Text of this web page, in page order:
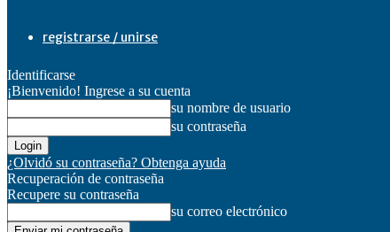
registrarse / unirse
Identificarse
¡Bienvenido! Ingrese a su cuenta
su nombre de usuario
su contraseña
¿Olvidó su contraseña? Obtenga ayuda
Recuperación de contraseña
Recupere su contraseña
su correo electrónico